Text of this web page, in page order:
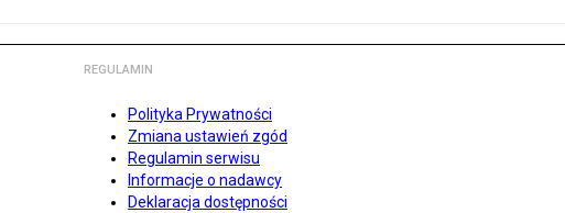
REGULAMIN
Polityka Prywatności
Zmiana ustawień zgód
Regulamin serwisu
Informacje o nadawcy
Deklaracja dostępności